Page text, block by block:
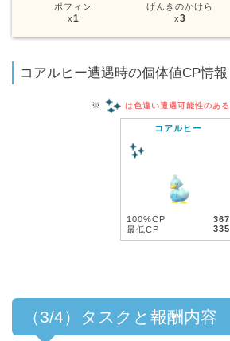
ポフィン
x1
げんきのかけら
x3
コアルヒー遭遇時の個体値CP情報
※ は色違い遭遇可能性のある
コアルヒー
100%CP
367
最低CP
335
（3/4）タスクと報酬内容